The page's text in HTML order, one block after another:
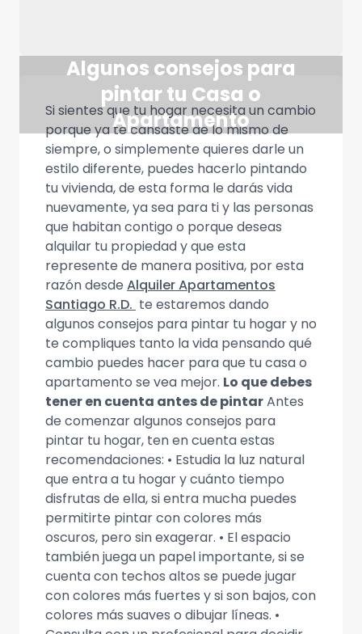
Algunos consejos para
pintar tu Casa o
Apartamento
Si sientes que tu hogar necesita un cambio
porque ya te cansaste de lo mismo de
siempre, o simplemente quieres darle un
estilo diferente, puedes hacerlo pintando
tu vivienda, de esta forma le darás vida
nuevamente, ya sea para ti y las personas
que habitan contigo o porque deseas
alquilar tu propiedad y que esta
represente de manera positiva, por esta
razón desde Alquiler Apartamentos
Santiago R.D. te estaremos dando
algunos consejos para pintar tu hogar y no
te compliques tanto la vida pensando qué
cambio puedes hacer para que tu casa o
apartamento se vea mejor. Lo que debes
tener en cuenta antes de pintarAntes
de comenzar algunos consejos para
pintar tu hogar, ten en cuenta estas
recomendaciones: • Estudia la luz natural
que entra a tu hogar y cuánto tiempo
disfrutas de ella, si entra mucha puedes
permitirte pintar con colores más
oscuros, pero sin exagerar. • El espacio
también juega un papel importante, si se
cuenta con techos altos se puede jugar
con colores más fuertes y si son bajos, con
colores más suaves o dibujar líneas. •